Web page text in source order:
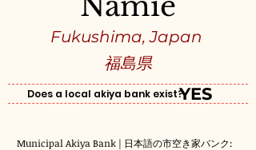
福島県
Does a local akiya bank exist?
Municipal Akiya Bank | 日本語の市空き家バンク:
Fukushima, Japan
YES